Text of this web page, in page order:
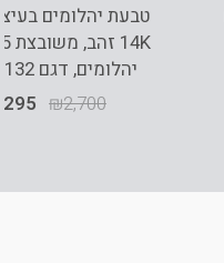
טבעת יהלומים
יהלומים, דגם RDRF18132
₪2,700